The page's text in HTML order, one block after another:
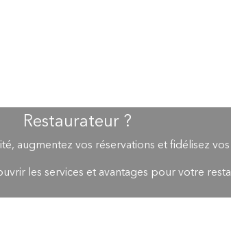
Restaurateur ?
augmentez vos réservations et fidélisez
les services et avantages pour votre